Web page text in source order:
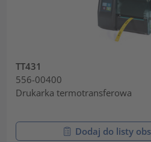
TT431
556-00400
Drukarka termotransferowa
Dodaj do listy